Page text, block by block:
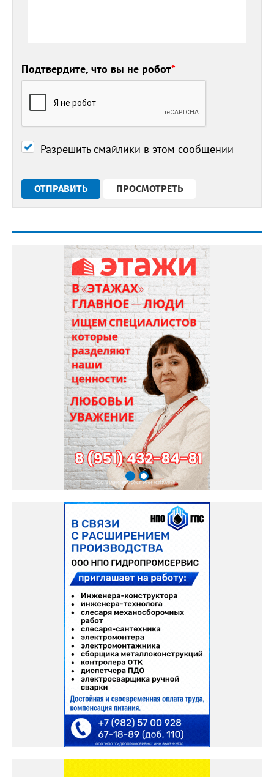
Подтвердите, что вы не робот*
Разрешить смайлики в этом сообщении